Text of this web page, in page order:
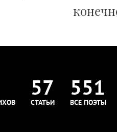
57
СТАТЬИ
551
ВСЕ ПОЭТЫ